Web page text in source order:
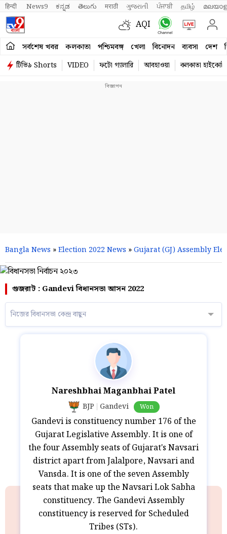
हिन्दी News9 ಕನ್ನಡ తెలుగు मराठी ગુજરાતી ਪੰਜਾਬੀ தமிழ்
AQI
সর্বশেষ খবর কলকাতা পশ্চিমবঙ্গ খেলা বিনোদন ব্যবসা দেশ
টিভি৯ Shorts VIDEO ফটো গ্যালারি আবহাওয়া কলকাতা হাইকোর্ট
Bangla News »Election 2022 News »Gujarat (GJ) Assembly
গুজরাট : Gandevi বিধানসভা আসন 2022
নিজের বিধানসভা কেন্দ্র বাছুন
Nareshbhai Maganbhai Patel
BJP Gandevi Won
Gandevi is constituency number 176 of the
Gujarat Legislative Assembly. It is one of
the four Assembly seats of Gujarat's Navsari
district apart from Jalalpore, Navsari and
Vansda. It is one of the seven Assembly
seats that make up the Navsari Lok Sabha
constituency. The Gandevi Assembly
constituency is reserved for Scheduled
Tribes (STs).